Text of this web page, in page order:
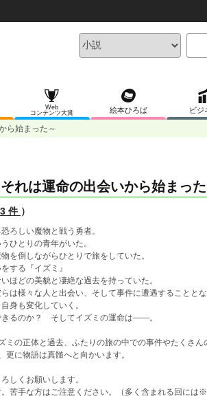
Web
コンテンツ大賞
絵本ひろば ビジ
ら始まった～
れは運命の出会いから始まった
件 ）
ろしい魔物と戦う勇者。
ひとりの青年がいた。
を倒しながらひとりで旅をしていた。
する『イズミ』
ほどの美貌と凄絶な過去を持っていた。
は様々な人と出会い、そして事件に遭遇することとな
身も変化していく。
きるのか？ そしてイズミの運命は――。
ミの正体と過去、ふたりの旅の中での事件やたくさん
に物語は真髄へと向かいます。
しくお願いします。
苦手な方はご注意ください。（多く含まれる回には※